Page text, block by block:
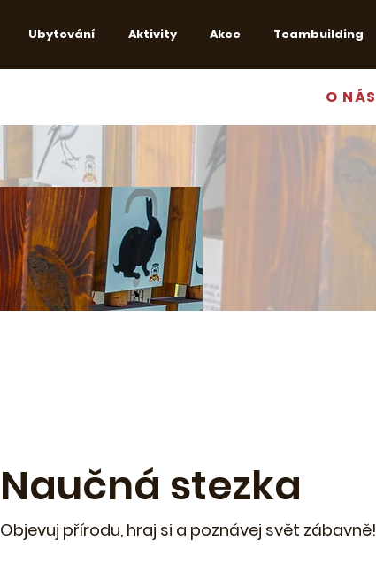
Ubytování Aktivity Akce Teambuilding
O NÁS
Naučná stezka
Objevuj přírodu, hraj si a poznávej svět zábavně!